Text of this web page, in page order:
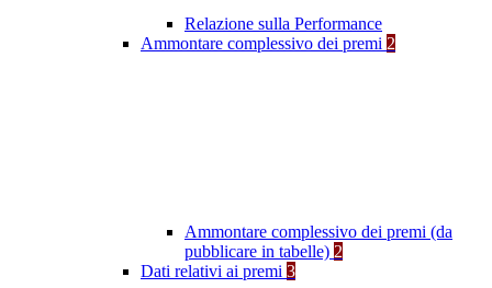
Relazione sulla Performance
Ammontare complessivo dei premi 2
Ammontare complessivo dei premi (da
pubblicare in tabelle) 2
Dati relativi ai premi 3